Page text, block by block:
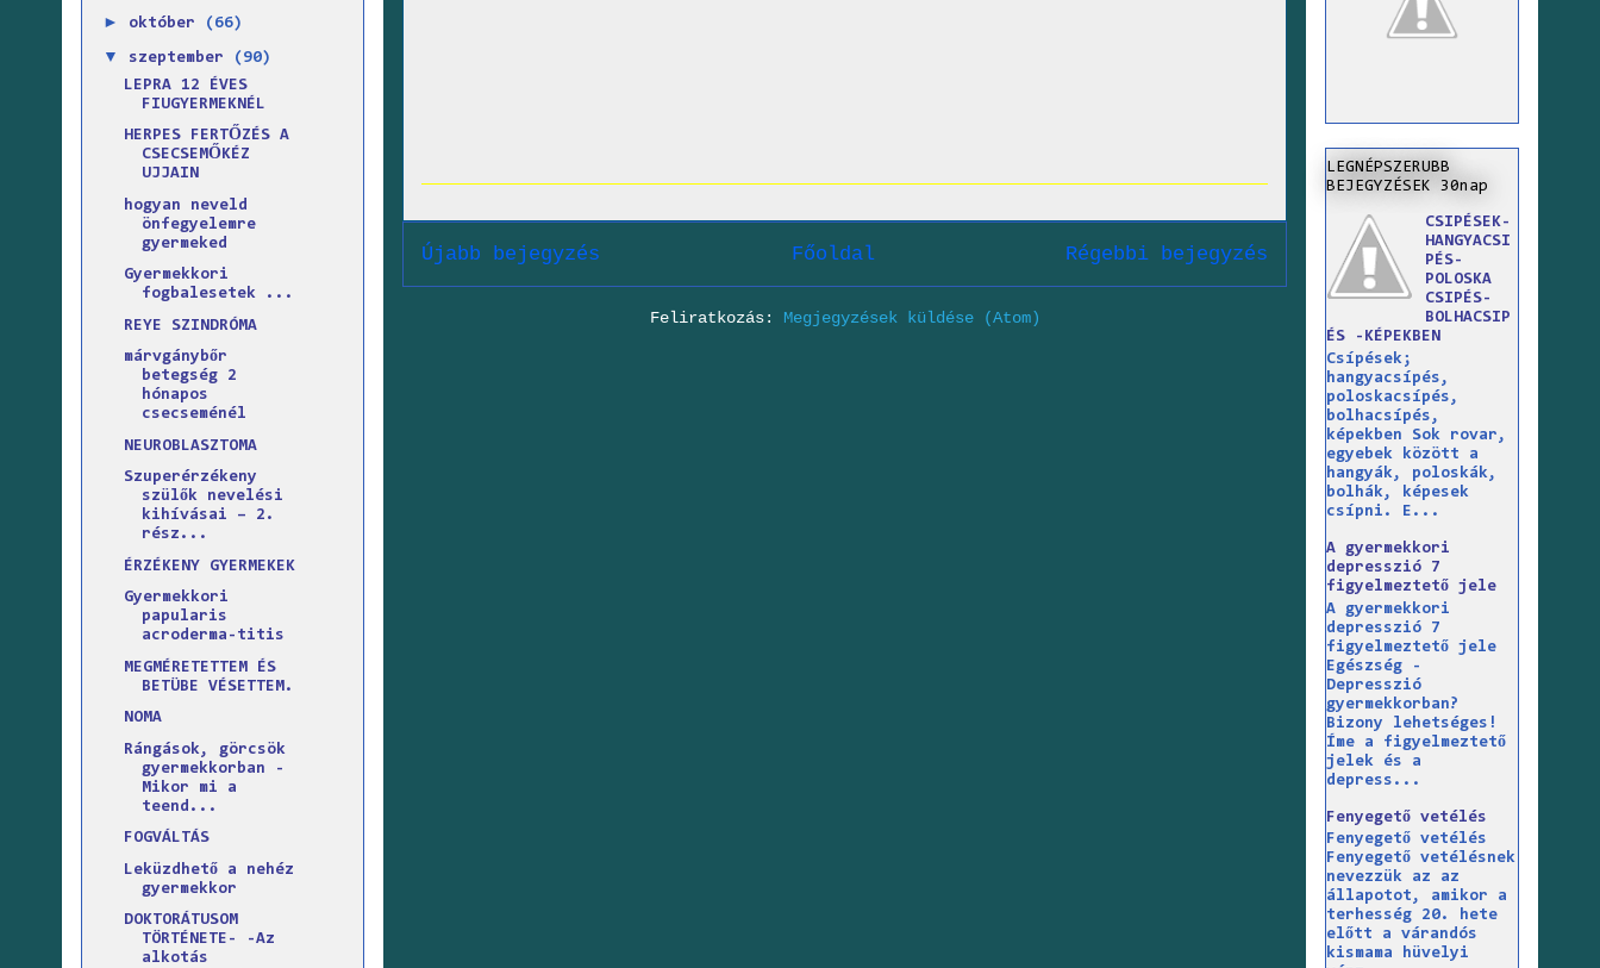
Újabb bejegyzés Régebbi bejegyzés
Főoldal
Feliratkozás: Megjegyzések küldése (Atom)
► október (66)
▼ szeptember
(90)
LEPRA 12 ÉVES
FIUGYERMEKNÉL
HERPES FERTŐZÉS A
CSECSEMŐKÉZ
UJJAIN
hogyan neveld
önfegyelemre
gyermeked
Gyermekkori
fogbalesetek ...
REYE SZINDRÓMA
márvgánybőr
betegség 2
hónapos
csecseménél
NEUROBLASZTOMA
Szuperérzékeny
szülők nevelési
kihívásai – 2.
rész...
ÉRZÉKENY GYERMEKEK
Gyermekkori
papularis
acroderma-titis
MEGMÉRETETTEM ÉS
BETÜBE VÉSETTEM.
NOMA
Rángások, görcsök
gyermekkorban -
Mikor mi a
teend...
FOGVÁLTÁS
Leküzdhető a nehéz
gyermekkor
DOKTORÁTUSOM
TÖRTÉNETE- -Az
alkotás
LEGNÉPSZERUBB
BEJEGYZÉSEK 30nap
CSIPÉSEK-
HANGYACSI
PÉS-
POLOSKA
CSIPÉS-
BOLHACSIP
ÉS -KÉPEKBEN
Csípések;
hangyacsípés,
poloskacsípés,
bolhacsípés,
képekben Sok rovar,
egyebek között a
hangyák, poloskák,
bolhák, képesek
csípni. E...
A gyermekkori
depresszió 7
figyelmeztető jele
A gyermekkori
depresszió 7
figyelmeztető jele
Egészség -
Depresszió
gyermekkorban?
Bizony lehetséges!
Íme a figyelmeztető
jelek és a
depress...
Fenyegető vetélés
Fenyegető vetélés
Fenyegető vetélésnek
nevezzük az az
állapotot, amikor a
terhesség 20. hete
előtt a várandós
kismama hüvelyi